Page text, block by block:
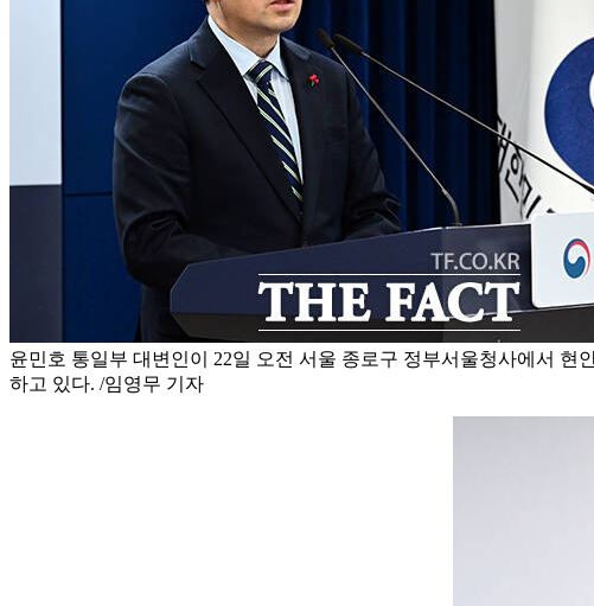
윤민호 통일부 대변인이 22일 오전 서울 종로구 정부서울청사에서 현
하고 있다. /임영무 기자